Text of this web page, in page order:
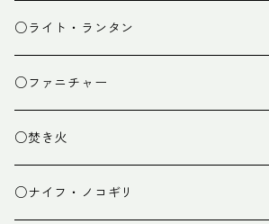
カトラリー
クッキング小物
タープ
ペグ・ハンマー・小物
○ライト・ランタン
ライト
ランタン
○ファニチャー
テーブル
チェア
○焚き火
焚き火台
○ナイフ・ノコギリ